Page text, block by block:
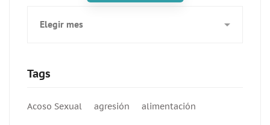
Tags
Acoso Sexual agresión alimentación